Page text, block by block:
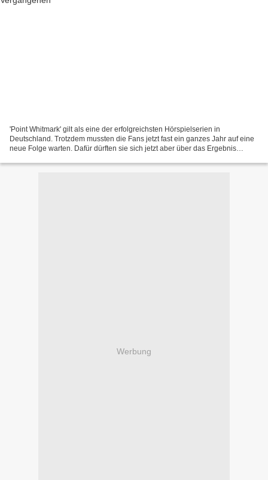
'Point Whitmark' gilt als eine der erfolgreichsten Hörspielserien in
Deutschland. Trotzdem mussten die Fans jetzt fast ein ganzes Jahr auf eine
neue Folge warten. Dafür dürften sie sich jetzt aber über das Ergebnis
Werbung